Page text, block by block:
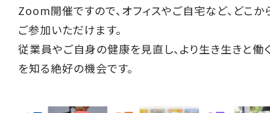
Zoom開催ですので、オフィスやご自宅など、どこ
ご参加いただけます。
従業員やご自身の健康を見直し、より生き生きと働
を知る絶好の機会です。